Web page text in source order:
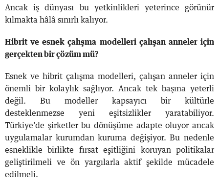
Ancak iş dünyası bu yetkinlikleri yeterince görünür
kılmakta hâlâ sınırlı kalıyor.
Hibrit ve esnek çalışma modelleri çalışan anneler için
gerçekten bir çözüm mü?
Esnek ve hibrit çalışma modelleri, çalışan anneler için
önemli bir kolaylık sağlıyor. Ancak tek başına yeterli
değil. Bu modeller kapsayıcı bir kültürle
desteklenmezse yeni eşitsizlikler yaratabiliyor.
Türkiye’de şirketler bu dönüşüme adapte oluyor ancak
uygulamalar kurumdan kuruma değişiyor. Bu nedenle
esneklikle birlikte fırsat eşitliğini koruyan politikalar
geliştirilmeli ve ön yargılarla aktif şekilde mücadele
edilmeli.